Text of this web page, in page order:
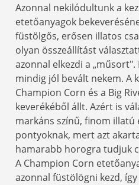
Azonnal nekilódultunk a
etetőanyagok
füstölgős, erősen illatos
olyan összeállítást
azonnal elkezdi a „műsort".
mindig jól bevált nekem. A
Champion Corn és a Big
keverékéből állt. Azért is
markáns színű, finom illatú
pontyoknak, mert azt
hamarabb horogra tudjuk
A Champion Corn
azonnal füstölögni kezd,